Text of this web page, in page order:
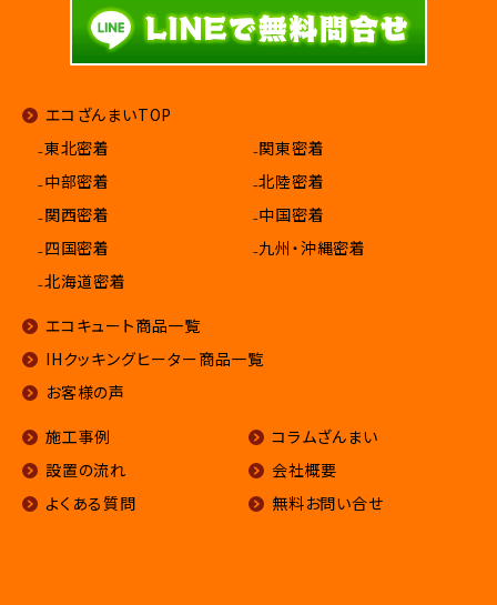
エコざんまいTOP
₋東北密着
₋関東密着
₋中部密着
₋北陸密着
₋関西密着
₋中国密着
₋四国密着
₋九州・沖縄密着
₋北海道密着
エコキュート商品一覧
IHクッキングヒーター商品一覧
お客様の声
施工事例
設置の流れ
よくある質問
コラムざんまい
会社概要
無料お問い合せ